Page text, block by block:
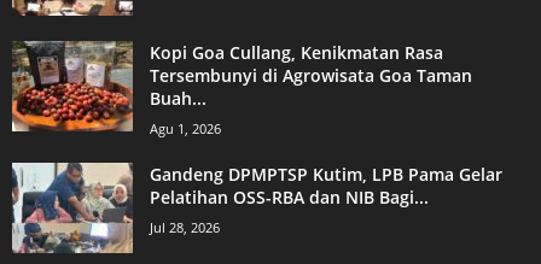
Kopi Goa Cullang, Kenikmatan Rasa
Tersembunyi di Agrowisata Goa Taman
Buah...
Agu 1, 2026
Gandeng DPMPTSP Kutim, LPB Pama Gelar
Pelatihan OSS-RBA dan NIB Bagi...
Jul 28, 2026